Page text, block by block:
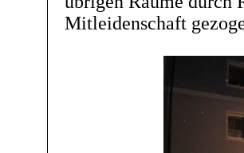
Mitleidenschaft